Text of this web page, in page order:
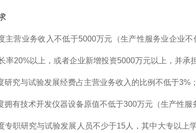
主营业务收入不低于5000万元（生产性服务业企业
率20%以上，或者企业新增投资5000万元以上，并承
研究与试验发展经费占主营业务收入的比例不低于3%；
拥有技术开发仪器设备原值不低于300万元（生产性服
专职研究与试验发展人员不少于15人，其中大专以上